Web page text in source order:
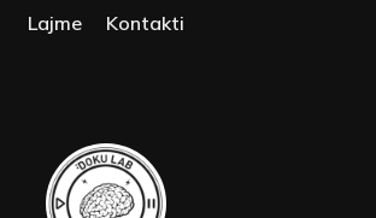
Lajme Kontakti